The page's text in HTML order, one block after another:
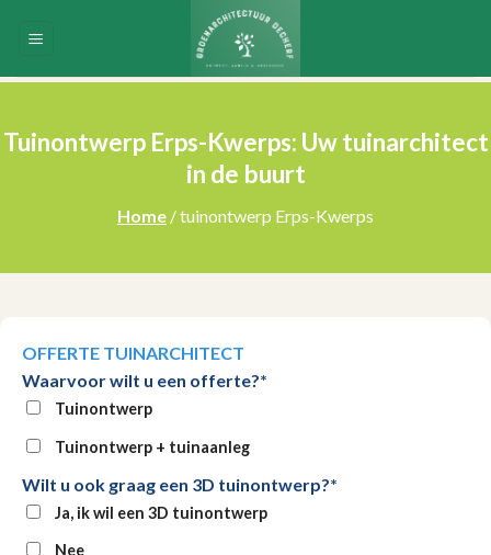
Tuinontwerp Erps-Kwerps: Uw tuinarchitect
in de buurt
Home / tuinontwerp Erps-Kwerps
OFFERTE TUINARCHITECT
Waarvoor wilt u een offerte?*
Tuinontwerp
Tuinontwerp + tuinaanleg
Wilt u ook graag een 3D tuinontwerp?*
Ja, ik wil een 3D tuinontwerp
Nee